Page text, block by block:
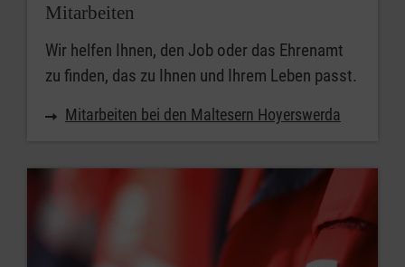
Mitarbeiten
Wir helfen Ihnen, den Job oder das Ehrenamt
zu finden, das zu Ihnen und Ihrem Leben passt.
Mitarbeiten bei den Maltesern Hoyerswerda